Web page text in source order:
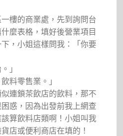
樓的商業處，先到詢問台
麼表格，填好後營業項目
，小姐這樣問我：「你要
」
料零售業。」
似連鎖茶飲店的飲料，那不
惑，因為出發前我上網查
算飲料店類啊！小姐叫我
店或便利商店在填的！